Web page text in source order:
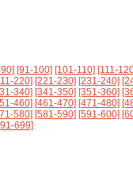
[91-100] [101-110] [111-
220] [221-230] [231-240]
340] [341-350] [351-360]
460] [461-470] [471-480]
580] [581-590] [591-600]
699]